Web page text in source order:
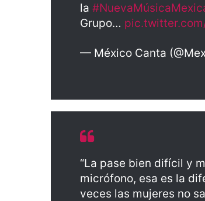
la
Grupo…
— México Canta
“La pase bien difícil y
micrófono, esa es la
veces las mujeres no